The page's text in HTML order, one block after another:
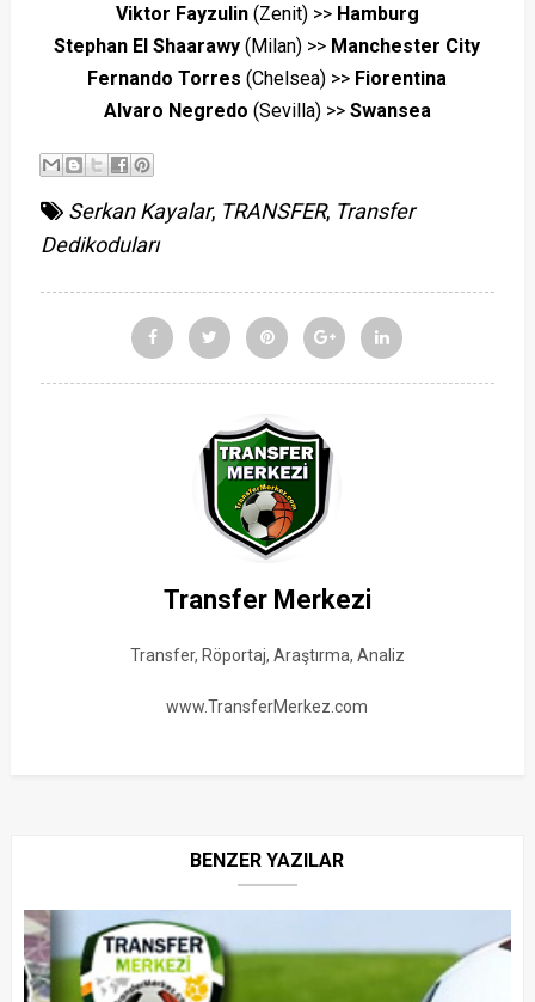
Viktor Fayzulin(Zenit) >> Hamburg
Stephan El Shaarawy (Milan) >> Manchester City
Fernando Torres (Chelsea) >> Fiorentina
Alvaro Negredo (Sevilla) >> Swansea
Serkan Kayalar, TRANSFER, Transfer
Dedikoduları
Transfer Merkezi
Transfer, Röportaj, Araştırma, Analiz
www.TransferMerkez.com
BENZER YAZILAR